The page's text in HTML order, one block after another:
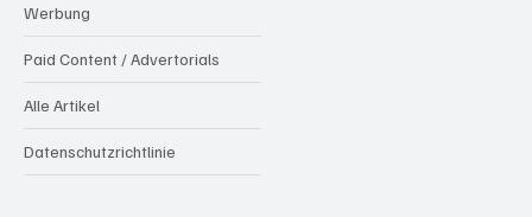
Werbung
Paid Content / Advertorials
Alle Artikel
Datenschutzrichtlinie